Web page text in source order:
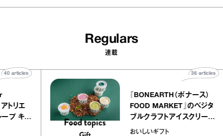
Regulars
連載
ー アトリエ
クレープ キャ
40articles
『BONEARTH（ボナース
FOOD MARKET』のベ
ブルクラフトアイスクリ
｜真野知子の「おいしい
おいしいギフト
36